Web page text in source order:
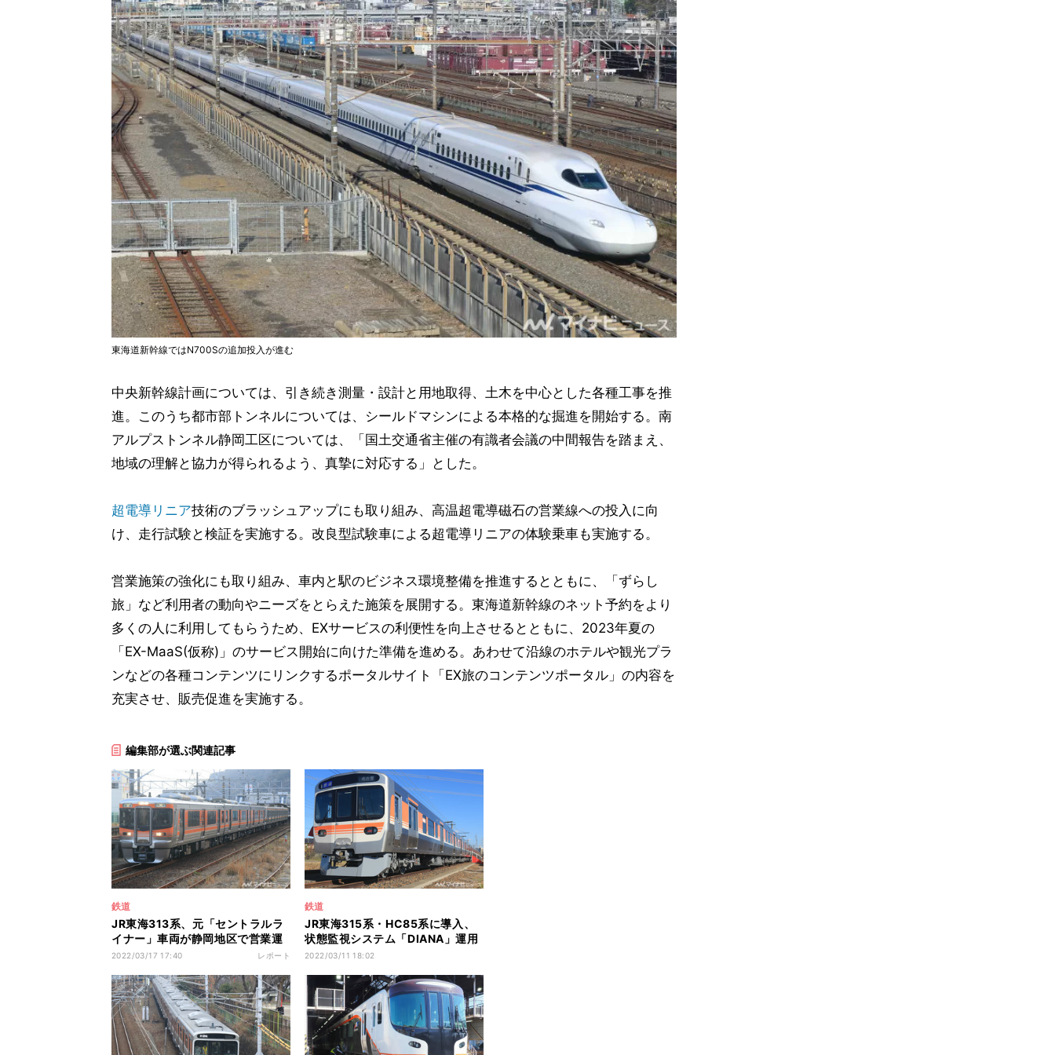
東海道新幹線ではN700Sの追加投入が進む
中央新幹線計画については、引き続き測量・設計と用地取得、土木を中心とした各種工事を推
進。このうち都市部トンネルについては、シールドマシンによる本格的な掘進を開始する。南
アルプストンネル静岡工区については、「国土交通省主催の有識者会議の中間報告を踏まえ、
地域の理解と協力が得られるよう、真摯に対応する」とした。
超電導リニア技術のブラッシュアップにも取り組み、高温超電導磁石の営業線への投入に向
け、走行試験と検証を実施する。改良型試験車による超電導リニアの体験乗車も実施する。
営業施策の強化にも取り組み、車内と駅のビジネス環境整備を推進するとともに、「ずらし
旅」など利用者の動向やニーズをとらえた施策を展開する。東海道新幹線のネット予約をより
多くの人に利用してもらうため、EXサービスの利便性を向上させるとともに、2023年夏の
「EX-MaaS(仮称)」のサービス開始に向けた準備を進める。あわせて沿線のホテルや観光プラ
ンなどの各種コンテンツにリンクするポータルサイト「EX旅のコンテンツポータル」の内容を
充実させ、販売促進を実施する。
編集部が選ぶ関連記事
鉄道
JR東海313系、元「セントラルラ
イナー」車両が静岡地区で営業運
転
2022/03/17 17:40 レポート
鉄道
JR東海315系・HC85系に導入、
状態監視システム「DIANA」運用
開始へ
2022/03/11 18:02